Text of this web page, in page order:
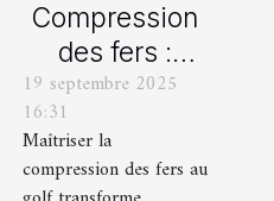
Compression
des fers :
comment
obtenir des
frappes plus
solides ?
19 septembre 2025
16:31
Maîtriser la
compression des fers au